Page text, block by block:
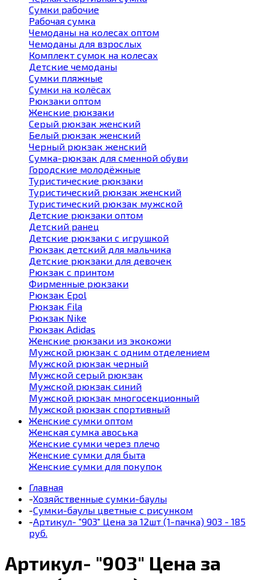
Сумки рабочие
Рабочая сумка
Чемоданы на колесах оптом
Чемоданы для взрослых
Комплект сумок на колесах
Детские чемоданы
Сумки пляжные
Сумки на колёсах
Рюкзаки оптом
Женские рюкзаки
Серый рюкзак женский
Белый рюкзак женский
Черный рюкзак женский
Сумка-рюкзак для сменной обуви
Городские молодёжные
Туристические рюкзаки
Туристический рюкзак женский
Туристический рюкзак мужской
Детские рюкзаки оптом
Детский ранец
Детские рюкзаки с игрушкой
Рюкзак детский для мальчика
Детские рюкзаки для девочек
Рюкзак с принтом
Фирменные рюкзаки
Рюкзак Epol
Рюкзак Fila
Рюкзак Nike
Рюкзак Adidas
Женские рюкзаки из экокожи
Мужской рюкзак с одним отделением
Мужской рюкзак черный
Мужской серый рюкзак
Мужской рюкзак синий
Мужской рюкзак многосекционный
Мужской рюкзак спортивный
Женские сумки оптом
Женская сумка авоська
Женские сумки через плечо
Женские сумки для быта
Женские сумки для покупок
Главная
-Хозяйственные сумки-баулы
-Сумки-баулы цветные с рисунком
-Артикул- "903" Цена за 12шт (1-пачка) 903 - 185
руб.
Артикул- "903" Цена за